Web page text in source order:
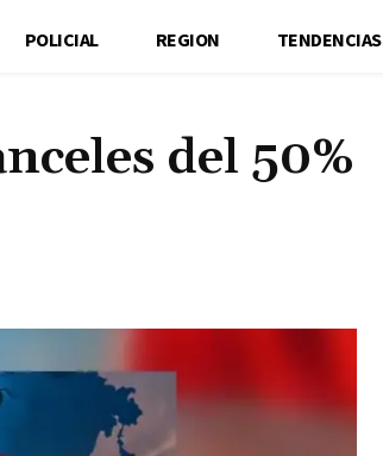
POLICIAL REGION TENDENCIAS
del 50%